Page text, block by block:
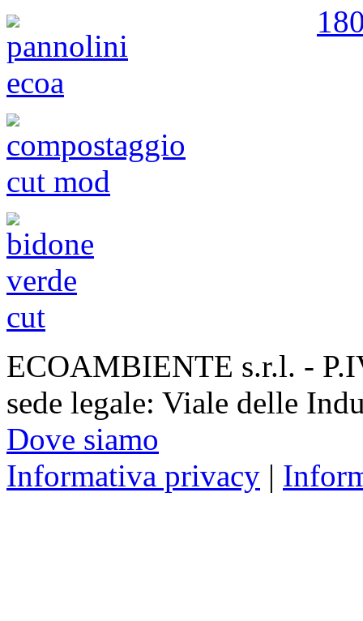
ECOAMBIENTE s.r.l. -
sede legale: Viale delle
Dove siamo
Informativa privacy |